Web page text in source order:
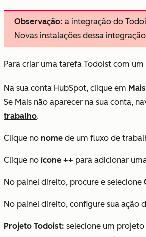
Observação: a integração do
Novas instalações dessa
Para criar uma tarefa Todoist com
Na sua conta HubSpot, clique em Mais
Se Mais não aparecer na sua conta,
trabalho.
Clique no nome de um fluxo de
Clique no ícone ++ para adicionar
No painel direito, procure e selecione
No painel direito, configure sua ação
Projeto Todoist: selecione um